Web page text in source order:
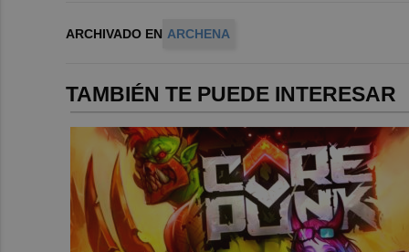
ARCHIVADO EN ARCHENA
TAMBIÉN TE PUEDE INTERESAR